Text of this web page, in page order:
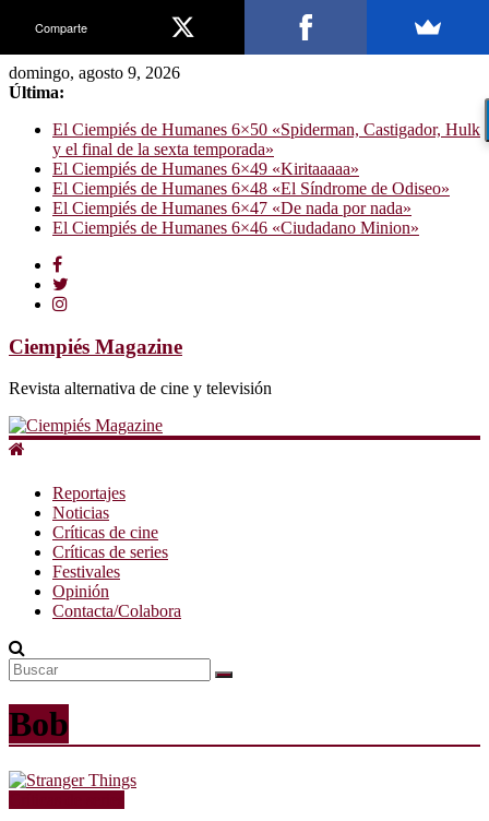
domingo, agosto 9, 2026
Última:
El Ciempiés de Humanes 6×50 «Spiderman, Castigador, Hulk
y el final de la sexta temporada»
El Ciempiés de Humanes 6×49 «Kiritaaaaa»
El Ciempiés de Humanes 6×48 «El Síndrome de Odiseo»
El Ciempiés de Humanes 6×47 «De nada por nada»
El Ciempiés de Humanes 6×46 «Ciudadano Minion»
Ciempiés Magazine
Revista alternativa de cine y televisión
Reportajes
Noticias
Críticas de cine
Críticas de series
Festivales
Opinión
Contacta/Colabora
Bob
Comparte